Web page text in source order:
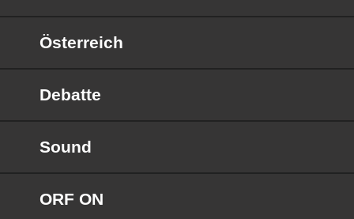
Österreich
Debatte
Sound
ORF ON